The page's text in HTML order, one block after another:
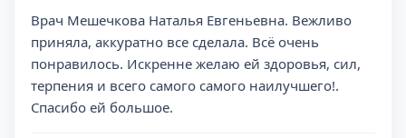
Врач Мешечкова Наталья Евгеньевна. Вежливо
приняла, аккуратно все сделала. Всё очень
понравилось. Искренне желаю ей здоровья, сил,
терпения и всего самого самого наилучшего!.
Спасибо ей большое.